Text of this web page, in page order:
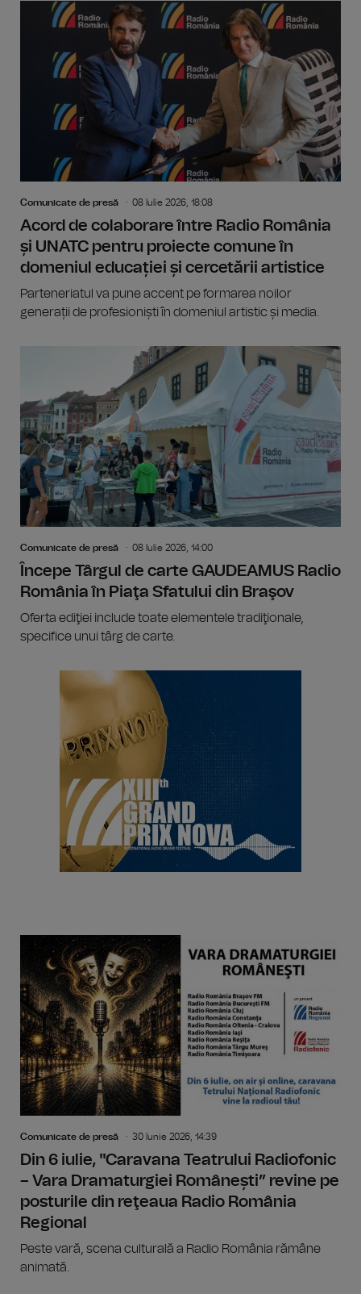
Comunicate de presă 08 Iulie 2026, 18:08
Acord de colaborare între Radio România
și UNATC pentru proiecte comune în
domeniul educației și cercetării artistice
Parteneriatul va pune accent pe formarea noilor
generații de profesioniști în domeniul artistic și media.
Comunicate de presă 08 Iulie 2026, 14:00
Începe Târgul de carte GAUDEAMUS Radio
România în Piaţa Sfatului din Braşov
Oferta ediţiei include toate elementele tradiţionale,
specifice unui târg de carte.
Comunicate de presă 30 Iunie 2026, 14:39
Din 6 iulie, "Caravana Teatrului Radiofonic
– Vara Dramaturgiei Românești” revine pe
posturile din reţeaua Radio România
Regional
Peste vară, scena culturală a Radio România rămâne
animată.